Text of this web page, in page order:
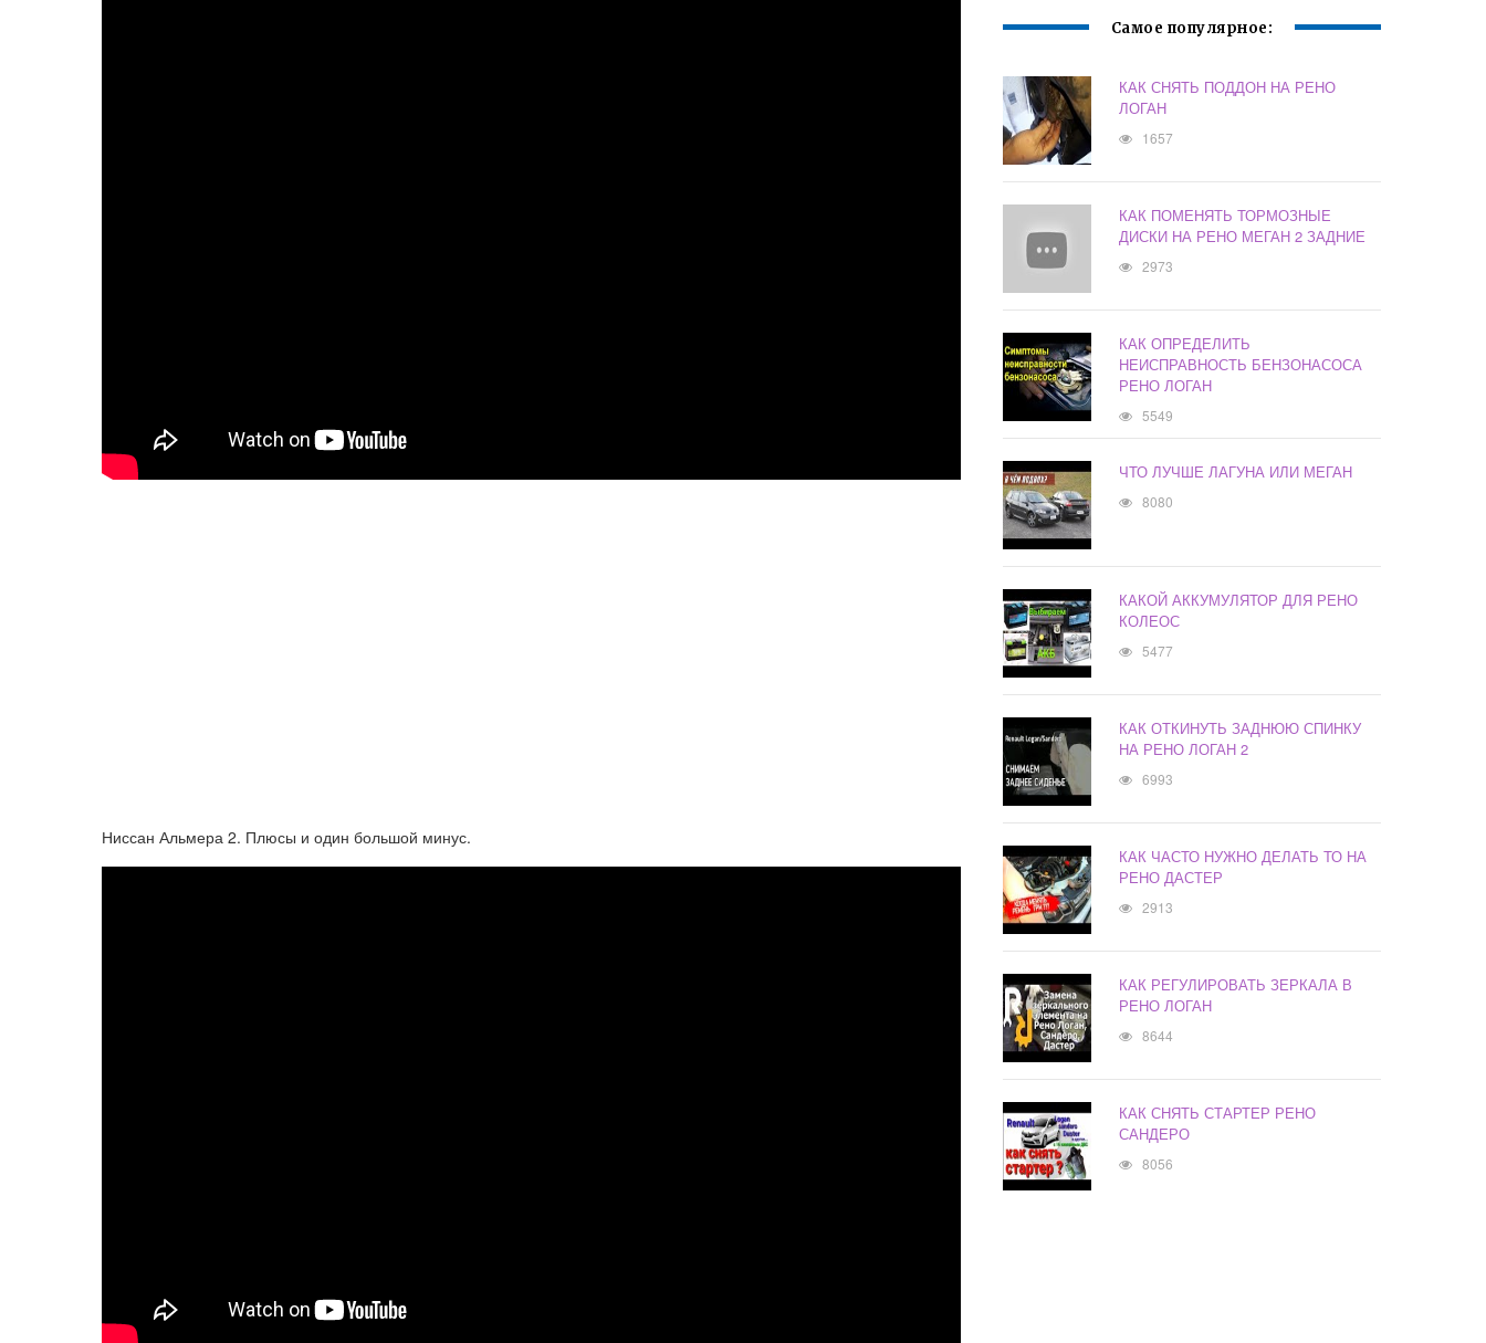
Ниссан Альмера 2. Плюсы и один большой минус.
Самое популярное:
КАК СНЯТЬ ПОДДОН НА РЕНО
ЛОГАН
1657
КАК ПОМЕНЯТЬ ТОРМОЗНЫЕ
ДИСКИ НА РЕНО МЕГАН 2 ЗАДНИЕ
2973
КАК ОПРЕДЕЛИТЬ
НЕИСПРАВНОСТЬ БЕНЗОНАСОСА
РЕНО ЛОГАН
5549
ЧТО ЛУЧШЕ ЛАГУНА ИЛИ МЕГАН
8080
КАКОЙ АККУМУЛЯТОР ДЛЯ РЕНО
КОЛЕОС
5477
КАК ОТКИНУТЬ ЗАДНЮЮ СПИНКУ
НА РЕНО ЛОГАН 2
6993
КАК ЧАСТО НУЖНО ДЕЛАТЬ ТО НА
РЕНО ДАСТЕР
2913
КАК РЕГУЛИРОВАТЬ ЗЕРКАЛА В
РЕНО ЛОГАН
8644
КАК СНЯТЬ СТАРТЕР РЕНО
САНДЕРО
8056